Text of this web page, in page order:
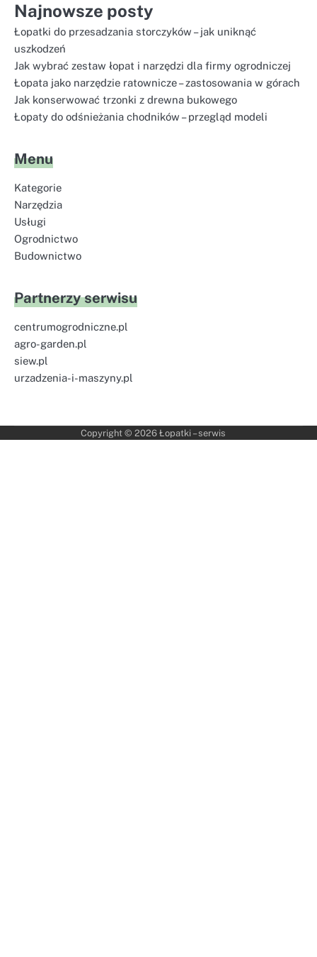
Najnowsze posty
Łopatki do przesadzania storczyków – jak uniknąć
uszkodzeń
Jak wybrać zestaw łopat i narzędzi dla firmy ogrodniczej
Łopata jako narzędzie ratownicze – zastosowania w górach
Jak konserwować trzonki z drewna bukowego
Łopaty do odśnieżania chodników – przegląd modeli
Menu
Kategorie
Narzędzia
Usługi
Ogrodnictwo
Budownictwo
Partnerzy serwisu
centrumogrodniczne.pl
agro-garden.pl
siew.pl
urzadzenia-i-maszyny.pl
Copyright © 2026 Łopatki – serwis